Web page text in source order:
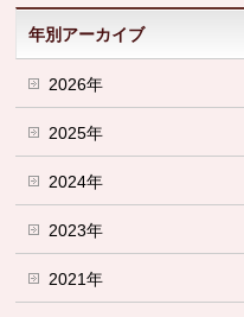
年別アーカイブ
2026年
2025年
2024年
2023年
2021年